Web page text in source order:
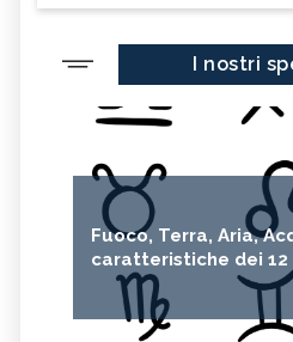
I nostri
Fuoco, Terra, Aria,
caratteristiche dei 12